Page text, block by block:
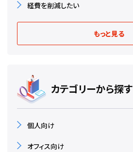
経費を削減したい
もっと見る
カテゴリーから探す
個人向け
オフィス向け